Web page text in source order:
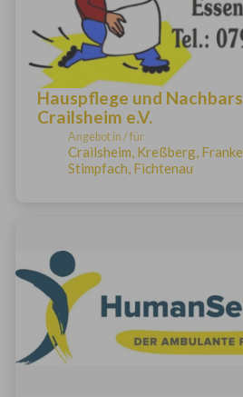
Hauspflege und
Crailsheim e.V.
Angebot in / für
Crailsheim, Kreßberg,
Stimpfach, Fichtenau